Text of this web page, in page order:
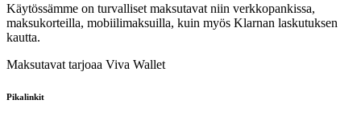
Käytössämme on turvalliset maksutavat niin verkkopankissa,
maksukorteilla, mobiilimaksuilla, kuin myös Klarnan laskutuksen
kautta.
Maksutavat tarjoaa Viva Wallet
Pikalinkit